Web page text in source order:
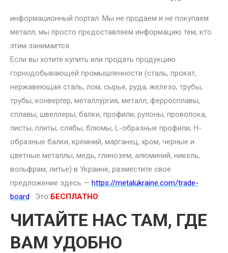
информационный портал. Мы не продаем и не покупаем
металл, мы просто предоставляем информацию тем, кто
этим занимается.
Если вы хотите купить или продать продукцию
горнодобывающей промышленности (сталь, прокат,
нержавеющая сталь, лом, сырье, руда, железо, трубы,
трубы, конвертер, металлургия, металл, ферросплавы,
сплавы, швеллеры, балки, профили, рулоны, проволока,
листы, плиты, слябы, блюмы, L-образные профили, H-
образные балки, кремний, марганец, хром, черные и
цветные металлы, медь, глинозем, алюминий, никель,
вольфрам, литье) в Украине, разместите свое
предложение здесь — https://metalukraine.com/trade-
board . Это БЕСПЛАТНО .
ЧИТАЙТЕ НАС ТАМ, ГДЕ
ВАМ УДОБНО